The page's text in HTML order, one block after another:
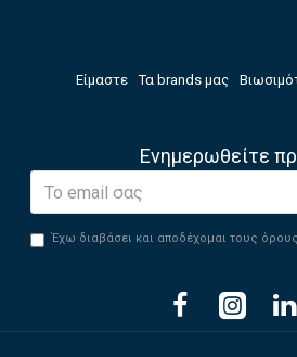
Είμαστε Τα brands μας
Ενημερωθείτε
Έχω διαβάσει και αποδέχομαι τους